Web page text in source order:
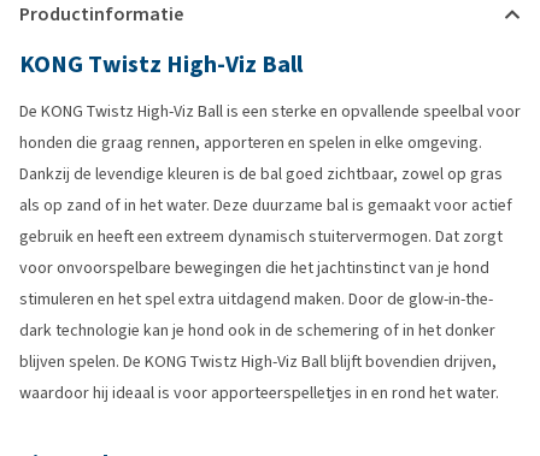
Productinformatie
KONG Twistz High-Viz Ball
De KONG Twistz High-Viz Ball is een sterke en opvallende speelbal voor
honden die graag rennen, apporteren en spelen in elke omgeving.
Dankzij de levendige kleuren is de bal goed zichtbaar, zowel op gras
als op zand of in het water. Deze duurzame bal is gemaakt voor actief
gebruik en heeft een extreem dynamisch stuitervermogen. Dat zorgt
voor onvoorspelbare bewegingen die het jachtinstinct van je hond
stimuleren en het spel extra uitdagend maken. Door de glow-in-the-
dark technologie kan je hond ook in de schemering of in het donker
blijven spelen. De KONG Twistz High-Viz Ball blijft bovendien drijven,
waardoor hij ideaal is voor apporteerspelletjes in en rond het water.